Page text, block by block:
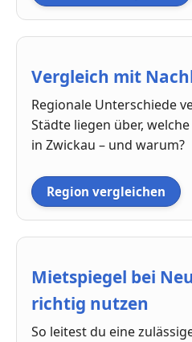
Vergleich mit
Regionale Unterschiede
Städte liegen über,
in Zwickau – und warum?
Region vergleichen
Mietspiegel bei
richtig nutzen
So leitest du eine